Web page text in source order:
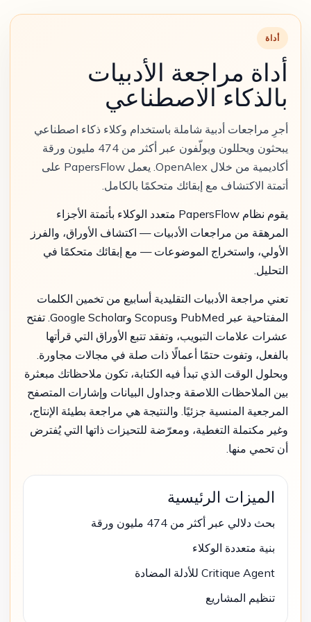
أداة
أداة مراجعة الأدبيات
بالذكاء الاصطناعي
أجرِ مراجعات أدبية شاملة باستخدام وكلاء ذكاء اصطناعي
يبحثون ويحللون ويولّفون عبر أكثر من 474 مليون ورقة
أكاديمية من خلال OpenAlex. يعمل PapersFlow على
أتمتة الاكتشاف مع إبقائك متحكمًا بالكامل.
يقوم نظام PapersFlow متعدد الوكلاء بأتمتة الأجزاء
المرهقة من مراجعات الأدبيات — اكتشاف الأوراق، والفرز
الأولي، واستخراج الموضوعات — مع إبقائك متحكمًا في
التحليل.
تعني مراجعة الأدبيات التقليدية أسابيع من تخمين الكلمات
المفتاحية عبر PubMed وScopus وGoogle Scholar. تفتح
عشرات علامات التبويب، وتفقد تتبع الأوراق التي قرأتها
بالفعل، وتفوت حتمًا أعمالًا ذات صلة في مجالات مجاورة.
وبحلول الوقت الذي تبدأ فيه الكتابة، تكون ملاحظاتك مبعثرة
بين الملاحظات اللاصقة وجداول البيانات وإشارات المتصفح
المرجعية المنسية جزئيًا. والنتيجة هي مراجعة بطيئة الإنتاج،
وغير مكتملة التغطية، ومعرّضة للتحيزات ذاتها التي يُفترض
أن تحمي منها.
الميزات الرئيسية
بحث دلالي عبر أكثر من 474 مليون ورقة
بنية متعددة الوكلاء
Critique Agent للأدلة المضادة
تنظيم المشاريع